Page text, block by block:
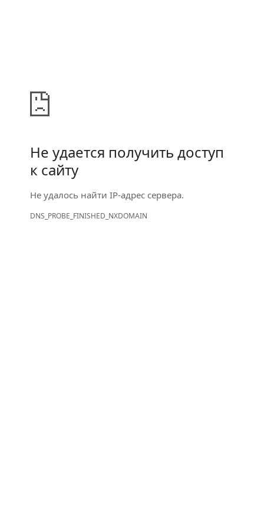
Не удается получить доступ
к сайту
Не удалось найти IP-адрес сервера.
DNS_PROBE_FINISHED_NXDOMAIN